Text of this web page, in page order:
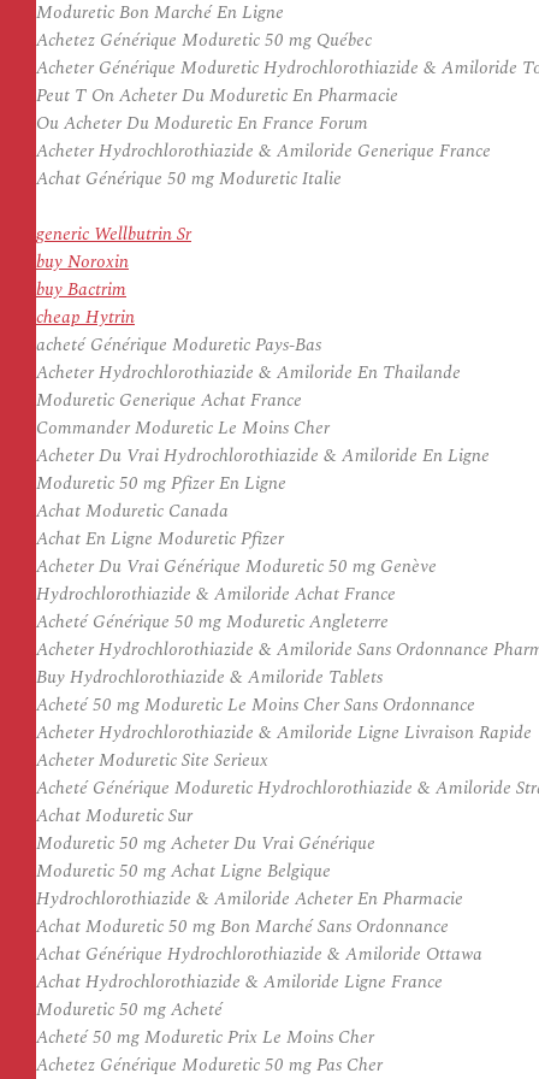
Moduretic Bon Marché En Ligne
Achetez Générique Moduretic 50 mg Québec
Acheter Générique Moduretic Hydrochlorothiazide & Amiloride
Peut T On Acheter Du Moduretic En Pharmacie
Ou Acheter Du Moduretic En France Forum
Acheter Hydrochlorothiazide & Amiloride Generique France
Achat Générique 50 mg Moduretic Italie
generic Wellbutrin Sr
buy Noroxin
buy Bactrim
cheap Hytrin
acheté Générique Moduretic Pays-Bas
Acheter Hydrochlorothiazide & Amiloride En Thailande
Moduretic Generique Achat France
Commander Moduretic Le Moins Cher
Acheter Du Vrai Hydrochlorothiazide & Amiloride En Ligne
Moduretic 50 mg Pfizer En Ligne
Achat Moduretic Canada
Achat En Ligne Moduretic Pfizer
Acheter Du Vrai Générique Moduretic 50 mg Genève
Hydrochlorothiazide & Amiloride Achat France
Acheté Générique 50 mg Moduretic Angleterre
Acheter Hydrochlorothiazide & Amiloride Sans Ordonnance
Buy Hydrochlorothiazide & Amiloride Tablets
Acheté 50 mg Moduretic Le Moins Cher Sans Ordonnance
Acheter Hydrochlorothiazide & Amiloride Ligne Livraison Rapide
Acheter Moduretic Site Serieux
Acheté Générique Moduretic Hydrochlorothiazide & Amiloride
Achat Moduretic Sur
Moduretic 50 mg Acheter Du Vrai Générique
Moduretic 50 mg Achat Ligne Belgique
Hydrochlorothiazide & Amiloride Acheter En Pharmacie
Achat Moduretic 50 mg Bon Marché Sans Ordonnance
Achat Générique Hydrochlorothiazide & Amiloride Ottawa
Achat Hydrochlorothiazide & Amiloride Ligne France
Moduretic 50 mg Acheté
Acheté 50 mg Moduretic Prix Le Moins Cher
Achetez Générique Moduretic 50 mg Pas Cher